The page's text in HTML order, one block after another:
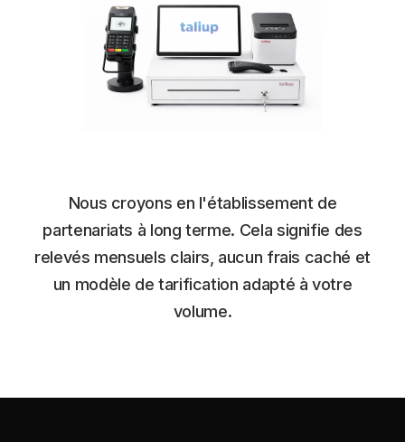
Nous croyons en l'établissement de
partenariats à long terme. Cela signifie des
relevés mensuels clairs, aucun frais caché et
un modèle de tarification adapté à votre
volume.